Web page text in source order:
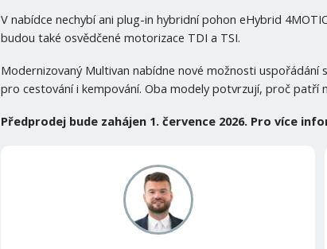
V nabídce nechybí ani plug-in hybridní pohon eHybrid
budou také osvědčené motorizace TDI a TSI.
Modernizovaný Multivan nabídne nové možnosti
pro cestování i kempování. Oba modely potvrzují, proč patří
Předprodej bude zahájen 1. července 2026. Pro více